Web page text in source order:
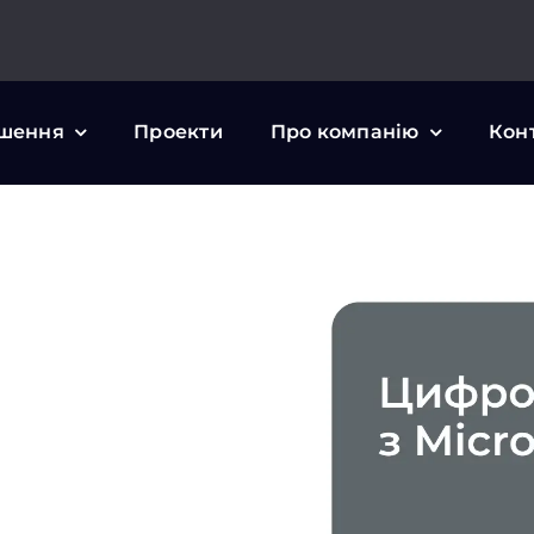
Проекти Про компанію